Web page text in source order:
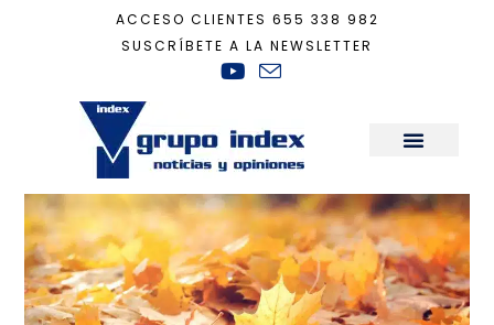
ACCESO CLIENTES 655 338 982
SUSCRÍBETE A LA NEWSLETTER
Tecnología